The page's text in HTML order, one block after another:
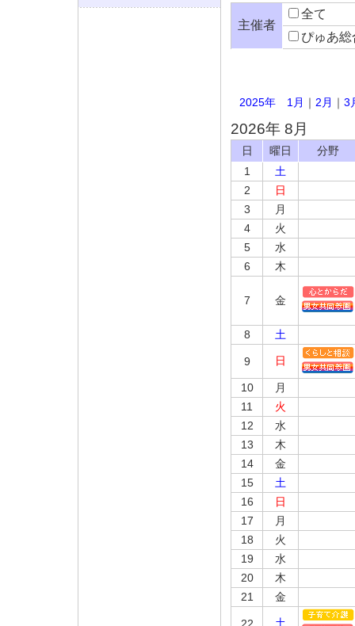
主催者
全て
ぴゅあ総
2025年 1月 ｜ 2月 ｜ 3
2026年 8月
日 曜日
分野
1
土
2
日
3
月
4
火
5
水
6
木
7 金
8 土
9 日
10
月
11
火
12
水
13
木
14
金
15
土
16
日
17
月
18
火
19
水
20
木
21
金
土